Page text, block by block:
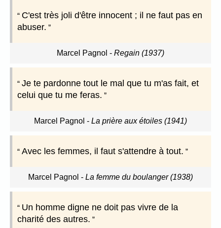
C'est très joli d'être innocent ; il ne faut pas en
abuser.
Marcel Pagnol - Regain (1937)
Je te pardonne tout le mal que tu m'as fait, et
celui que tu me feras.
Marcel Pagnol - La prière aux étoiles (1941)
Avec les femmes, il faut s'attendre à tout.
Marcel Pagnol - La femme du boulanger (1938)
Un homme digne ne doit pas vivre de la
charité des autres.